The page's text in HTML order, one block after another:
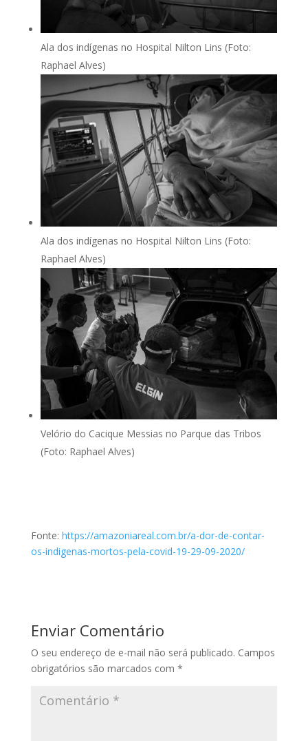
Ala dos indígenas no Hospital Nilton Lins (Foto:
Raphael Alves)
Ala dos indígenas no Hospital Nilton Lins (Foto:
Raphael Alves)
Velório do Cacique Messias no Parque das Tribos
(Foto: Raphael Alves)
Fonte: https://amazoniareal.com.br/a-dor-de-contar-
os-indigenas-mortos-pela-covid-19-29-09-2020/
Enviar Comentário
O seu endereço de e-mail não será publicado. Campos
obrigatórios são marcados com *